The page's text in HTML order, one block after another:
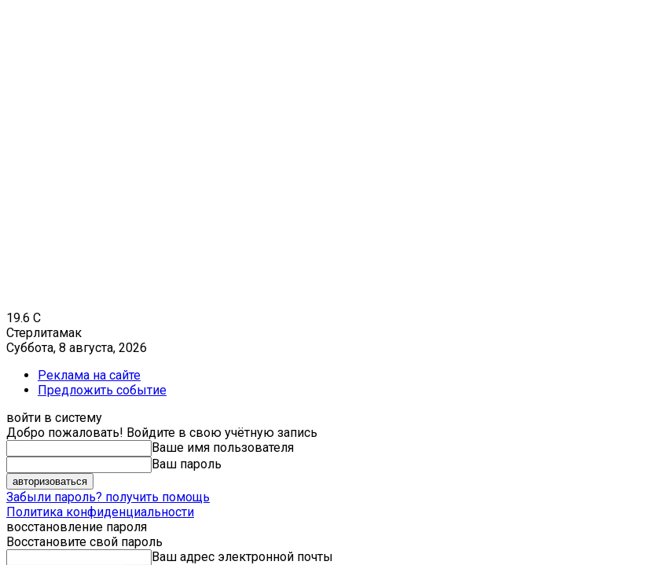
19.6 C
Стерлитамак
Суббота, 8 августа, 2026
Реклама на сайте
Предложить событие
войти в систему
Добро пожаловать! Войдите в свою учётную запись
Ваше имя пользователя
Ваш пароль
Забыли пароль? получить помощь
Политика конфиденциальности
восстановление пароля
Восстановите свой пароль
Ваш адрес электронной почты